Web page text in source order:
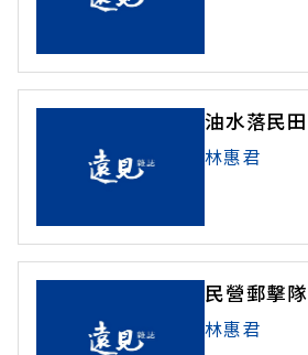
油水落民田
林惠君
民營郵擊隊
林惠君